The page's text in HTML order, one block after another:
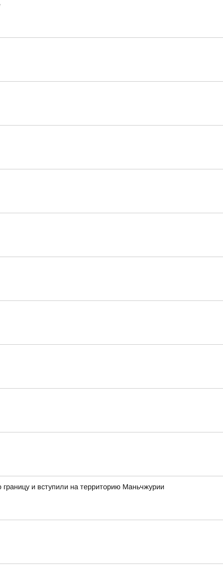
и вступили на территорию Маньчжурии